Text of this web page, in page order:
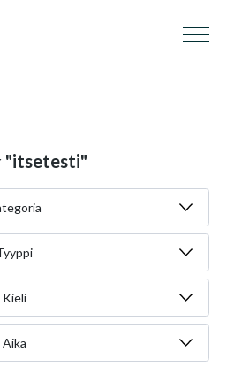
"itsetesti"
Kieli
Aika